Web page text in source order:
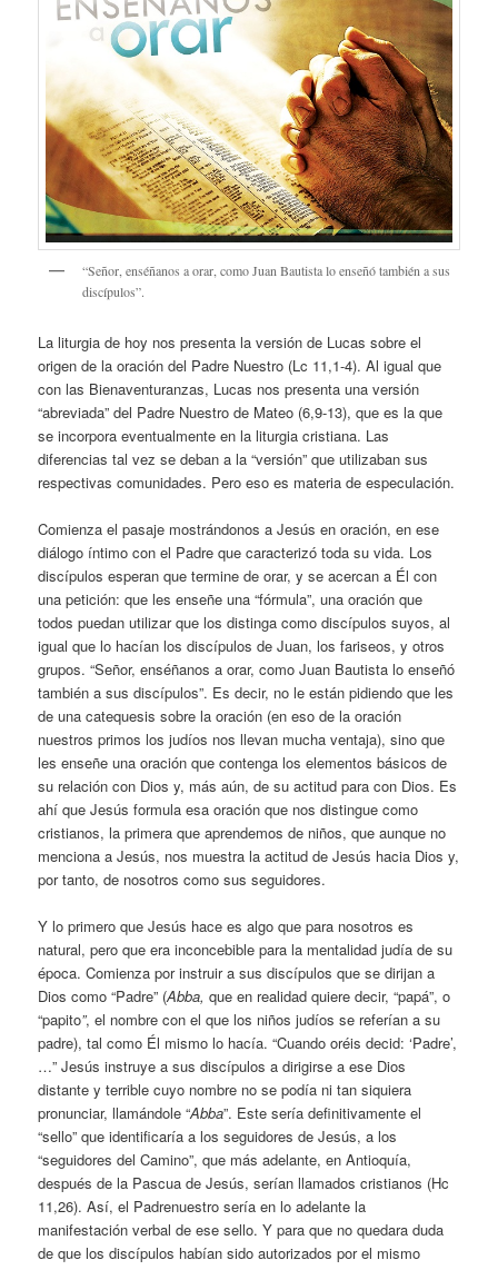
“Señor, enséñanos a orar, como Juan Bautista lo enseñó también a sus
discípulos”.
La liturgia de hoy nos presenta la versión de Lucas sobre el
origen de la oración del Padre Nuestro (Lc 11,1-4). Al igual que
con las Bienaventuranzas, Lucas nos presenta una versión
“abreviada” del Padre Nuestro de Mateo (6,9-13), que es la que
se incorpora eventualmente en la liturgia cristiana. Las
diferencias tal vez se deban a la “versión” que utilizaban sus
respectivas comunidades. Pero eso es materia de especulación.
Comienza el pasaje mostrándonos a Jesús en oración, en ese
diálogo íntimo con el Padre que caracterizó toda su vida. Los
discípulos esperan que termine de orar, y se acercan a Él con
una petición: que les enseñe una “fórmula”, una oración que
todos puedan utilizar que los distinga como discípulos suyos, al
igual que lo hacían los discípulos de Juan, los fariseos, y otros
grupos. “Señor, enséñanos a orar, como Juan Bautista lo enseñó
también a sus discípulos”. Es decir, no le están pidiendo que les
de una catequesis sobre la oración (en eso de la oración
nuestros primos los judíos nos llevan mucha ventaja), sino que
les enseñe una oración que contenga los elementos básicos de
su relación con Dios y, más aún, de su actitud para con Dios. Es
ahí que Jesús formula esa oración que nos distingue como
cristianos, la primera que aprendemos de niños, que aunque no
menciona a Jesús, nos muestra la actitud de Jesús hacia Dios y,
por tanto, de nosotros como sus seguidores.
Y lo primero que Jesús hace es algo que para nosotros es
natural, pero que era inconcebible para la mentalidad judía de su
época. Comienza por instruir a sus discípulos que se dirijan a
Dios como “Padre” (Abba,que en realidad quiere decir, “papá”, o
“papito”, el nombre con el que los niños judíos se referían a su
padre), tal como Él mismo lo hacía. “Cuando oréis decid: ‘Padre’,
…” Jesús instruye a sus discípulos a dirigirse a ese Dios
distante y terrible cuyo nombre no se podía ni tan siquiera
pronunciar, llamándole “Abba”. Este sería definitivamente el
“sello” que identificaría a los seguidores de Jesús, a los
“seguidores del Camino”, que más adelante, en Antioquía,
después de la Pascua de Jesús, serían llamados cristianos (Hc
11,26). Así, el Padrenuestro sería en lo adelante la
manifestación verbal de ese sello. Y para que no quedara duda
de que los discípulos habían sido autorizados por el mismo